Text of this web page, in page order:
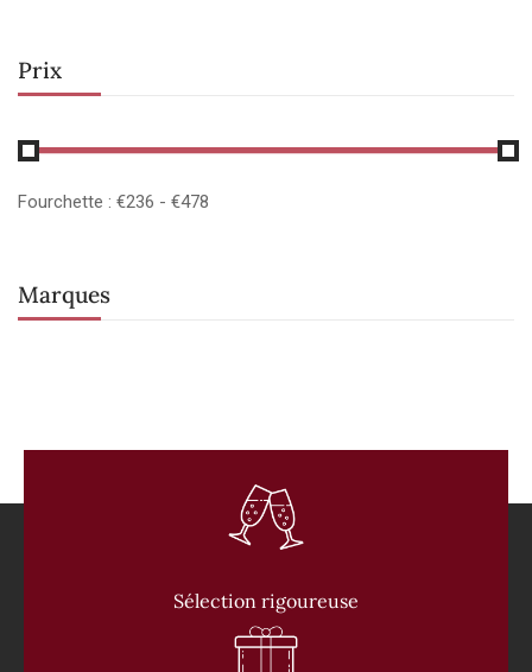
Prix
Fourchette : €236 - €478
Marques
Sélection rigoureuse